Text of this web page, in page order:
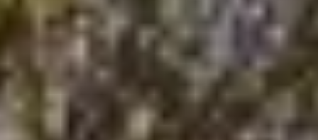
Maak een afspraak
REMAX Uw Makelaar
demakelaarsvan@remax.nl
023-2100700